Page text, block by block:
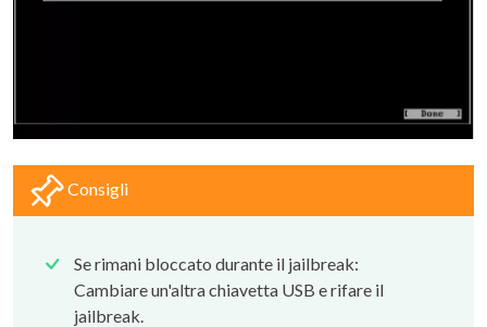
Consigli
Se rimani bloccato durante il jailbreak:
Cambiare un'altra chiavetta USB e rifare il
jailbreak.